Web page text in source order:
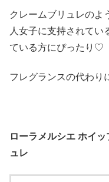
クレームブリュレのよ
人女子に支持されてい
ている方にぴったり♡
フレグランスの代わり
ローラメルシエ ホイ
ュレ